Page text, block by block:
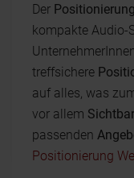
Der
kompakte Audio-
treffsichere
auf alles, was
vor allem
passenden
Positionierung